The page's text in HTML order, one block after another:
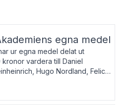
egna medel
ur egna medel delat ut
vardera till Daniel
Hugo Nordland, Felicia
Daniel Boyacioglu,
scenartist. Josef